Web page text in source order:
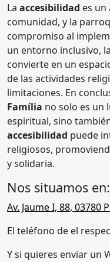
La accesibilidad es
comunidad, y la
compromiso al
un entorno inclusivo,
convierte en un
de las actividades
limitaciones. En
Família no solo es un
espiritual, sino
accesibilidad puede
religiosos,
y solidaria.
Nos situamos en:
Av. Jaume I, 88, 03780
El teléfono de el
Y si quieres enviar un